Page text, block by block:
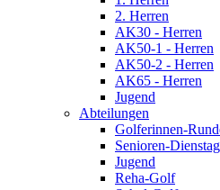
2. Herren
AK30 - Herren
AK50-1 - Herren
AK50-2 - Herren
AK65 - Herren
Jugend
Abteilungen
Golferinnen-
Senioren-
Jugend
Reha-Golf